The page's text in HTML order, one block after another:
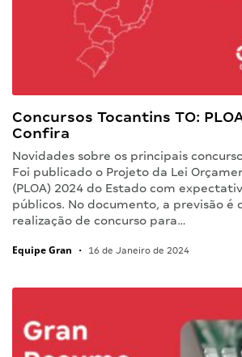
Concursos Tocantins TO:
Confira
Novidades sobre os principais
Foi publicado o Projeto da Lei
(PLOA) 2024 do Estado com
públicos. No documento, a previsão é
realização de concurso para…
Equipe Gran • 16 de Janeiro de 2024